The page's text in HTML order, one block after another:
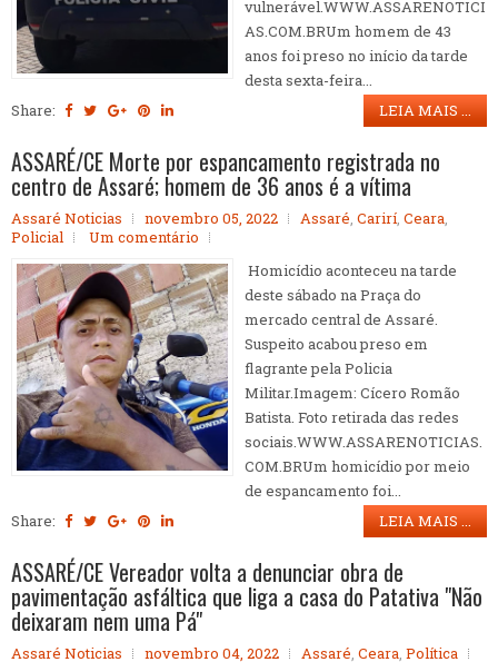
vulnerável.WWW.ASSARENOTICI
AS.COM.BRUm homem de 43
anos foi preso no início da tarde
desta sexta-feira...
Share:
LEIA MAIS ...
ASSARÉ/CE Morte por espancamento registrada no
centro de Assaré; homem de 36 anos é a vítima
Assaré Noticias novembro 05, 2022 Assaré, Carirí, Ceara,
Policial
Um comentário
Homicídio aconteceu na tarde
deste sábado na Praça do
mercado central de Assaré.
Suspeito acabou preso em
flagrante pela Policia
Militar.Imagem: Cícero Romão
Batista. Foto retirada das redes
sociais.WWW.ASSARENOTICIAS.
COM.BRUm homicídio por meio
de espancamento foi...
Share:
LEIA MAIS ...
ASSARÉ/CE Vereador volta a denunciar obra de
pavimentação asfáltica que liga a casa do Patativa "Não
deixaram nem uma Pá"
Assaré Noticias novembro 04, 2022 Assaré, Ceara, Política